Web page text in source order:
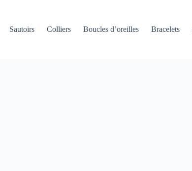
Sautoirs Colliers Boucles d’oreilles Bracelets